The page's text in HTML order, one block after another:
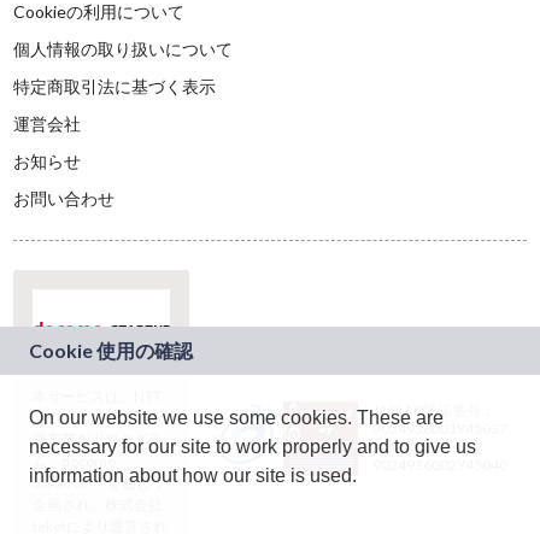
Cookieの利用について
個人情報の取り扱いについて
特定商取引法に基づく表示
運営会社
お知らせ
お問い合わせ
ドコモグループの新
規事業創出プログラ
ム「docomo
STARTUP」を通じて
JASRAC許諾番号：
9024936001Y45037
JASRAC許諾番号：
On our website we use some cookies. These are
necessary for our site to work properly and to give us
information about how our site is used.